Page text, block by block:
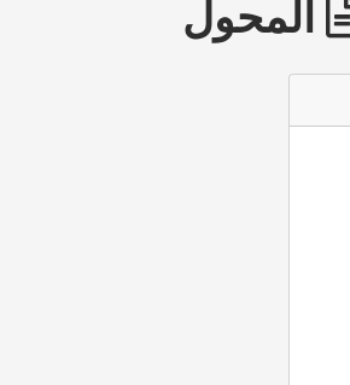
المحول